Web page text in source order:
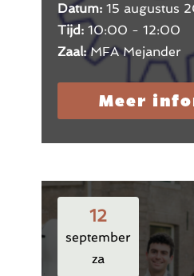
Datum: 15 augustus
Tijd: 10:00 - 12:00
Zaal:MFA Mejander
Meer
12
september
za